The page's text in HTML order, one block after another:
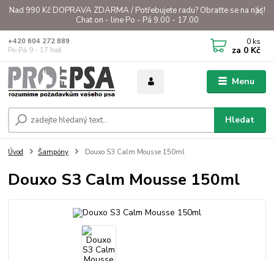
Nad 990 Kč DOPRAVA ZDARMA / Potřebujete radu? Obraťte se na nás!
Chat on - line Po - Pá 9.00 - 17.00
Menu
Hledat
+420 604 272 889
Po-Pá 9 - 17 hod.
0 ks
za 0 Kč
Úvod Šampóny Douxo S3 Calm Mousse 150ml
Douxo S3 Calm Mousse 150ml